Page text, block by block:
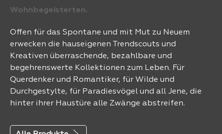
Wohnbegeisterten.
Offen für das Spontane und mit Mut zu Neuem
erwecken die hauseigenen Trendscouts und
Kreativen überraschende, bezahlbare und
begehrenswerte Kollektionen zum Leben. Für
Querdenker und Romantiker, für Wilde und
Durchgestylte, für Paradiesvögel und all Jene, die
hinter ihrer Haustüre alle Zwänge abstreifen.